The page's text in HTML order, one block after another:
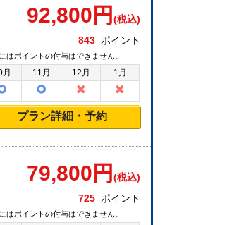
92,800 円 (税込)
843 ポイント
ポイントの付与はできません。
月 11月 12月 1月
プラン詳細・予約
79,800 円 (税込)
725 ポイント
ポイントの付与はできません。